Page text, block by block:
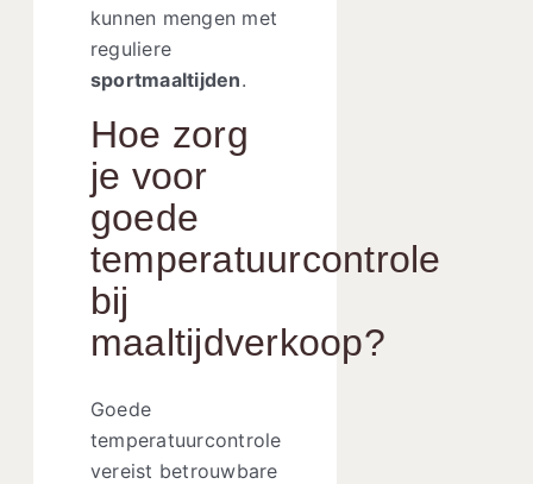
kunnen mengen met
reguliere
sportmaaltijden.
Hoe zorg
je voor
goede
temperatuurcontrole
bij
maaltijdverkoop?
Goede
temperatuurcontrole
vereist betrouwbare